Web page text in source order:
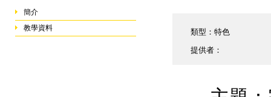
簡介
教學資料
類型：特色
提供者：